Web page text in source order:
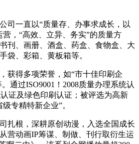
一直以“质量存、办事求成长，以
，“高效、立异、务实”的质量方
刊、画册、酒盒、药盒、食物盒、大
袋、彩箱、黄板箱等。
得多项荣誉，如“市十佳印刷企
通过ISO9001！2008质量办理系统认
证及绿色印刷认证；被评选为高新
专精特新企业”。
根，深耕原创动漫，入选全国成长
营动画IP筹谋、制做、刊行取衍生运